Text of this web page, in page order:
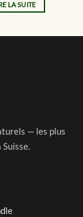
LA SUITE
— les plus